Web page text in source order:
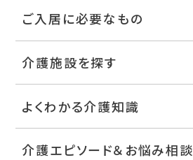
ご入居に必要なもの
介護施設を探す
よくわかる介護知識
介護エピソード＆お悩み相談